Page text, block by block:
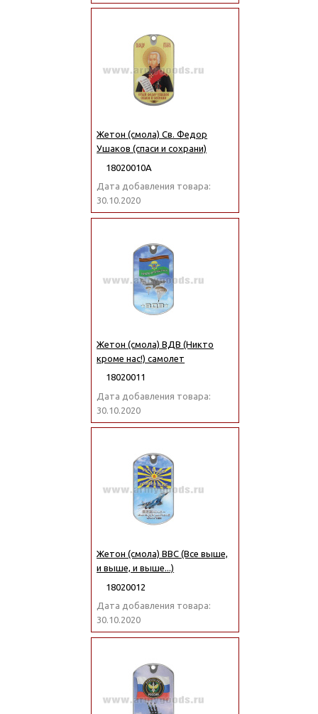
Жетон (смола) Св. Федор
Ушаков (спаси и сохрани)
18020010А
Дата добавления товара:
30.10.2020
Жетон (смола) ВДВ (Никто
кроме нас!) самолет
18020011
Дата добавления товара:
30.10.2020
Жетон (смола) ВВС (Все выше,
и выше, и выше...)
18020012
Дата добавления товара:
30.10.2020